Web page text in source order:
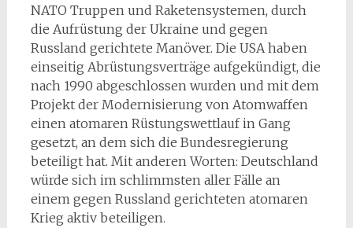
NATO Truppen und Raketensystemen, durch
die Aufrüstung der Ukraine und gegen
Russland gerichtete Manöver. Die USA haben
einseitig Abrüstungsverträge aufgekündigt, die
nach 1990 abgeschlossen wurden und mit dem
Projekt der Modernisierung von Atomwaffen
einen atomaren Rüstungswettlauf in Gang
gesetzt, an dem sich die Bundesregierung
beteiligt hat. Mit anderen Worten: Deutschland
würde sich im schlimmsten aller Fälle an
einem gegen Russland gerichteten atomaren
Krieg aktiv beteiligen.